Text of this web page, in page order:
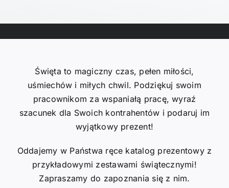
Święta to magiczny czas, pełen miłości,
uśmiechów i miłych chwil. Podziękuj swoim
pracownikom za wspaniałą pracę, wyraź
szacunek dla Swoich kontrahentów i podaruj im
wyjątkowy prezent!
Oddajemy w Państwa ręce katalog prezentowy z
przykładowymi zestawami świątecznymi!
Zapraszamy do zapoznania się z nim.